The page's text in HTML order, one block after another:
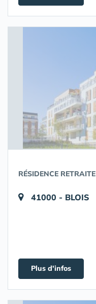
RÉSIDENCE
41000 - BLOIS
Plus d'infos